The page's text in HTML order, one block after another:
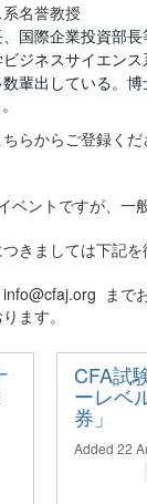
名誉教授
国際企業投資部長
ジネスサイエンス
輩出している。博
らからご登録くだ
ベントですが、一
きましては下記を
info@cfaj.org まで
ます。
CFA試
ーレベ
券」
Added 22